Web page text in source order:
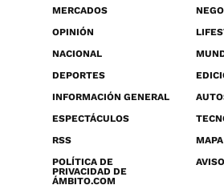
MERCADOS
OPINIÓN
NACIONAL
DEPORTES
INFORMACIÓN GENERAL
ESPECTÁCULOS
RSS
POLÍTICA DE
PRIVACIDAD DE
ÁMBITO.COM